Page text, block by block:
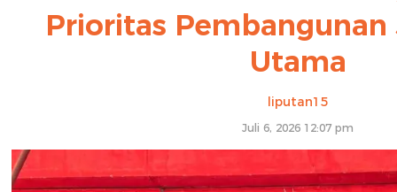
Prioritas Pembangunan
Utama
liputan15
Juli 6, 2026 12:07 pm